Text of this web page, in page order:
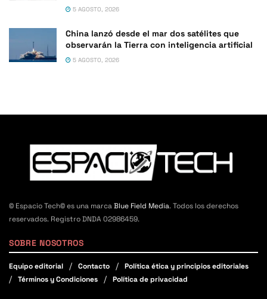
5 AGOSTO, 2026
China lanzó desde el mar dos satélites que
observarán la Tierra con inteligencia artificial
5 AGOSTO, 2026
© Espacio Tech© es una marcaBlue Field Media. Todos los derechos
reservados. Registro DNDA 02986459.
SOBRE NOSOTROS
Equipo editorial Contacto
Política ética y principios editoriales
Términos y Condiciones
Política de privacidad